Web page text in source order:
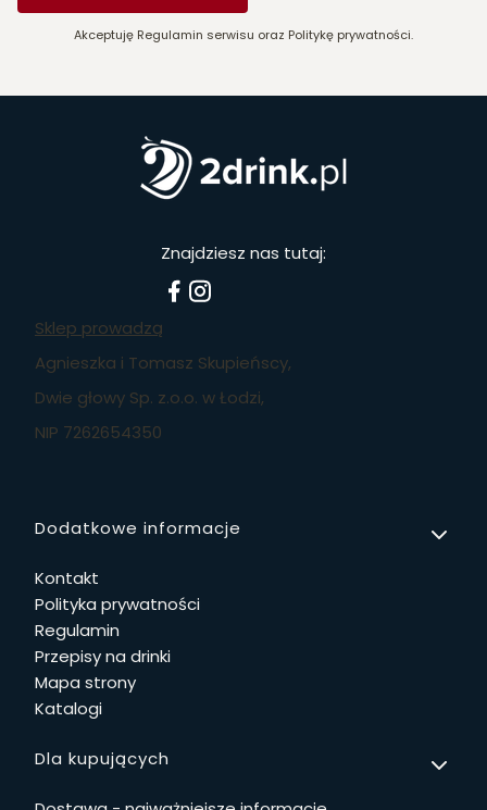
Akceptuję Regulamin serwisu oraz Politykę prywatności.
Znajdziesz nas tutaj:
Sklep prowadzą
Agnieszka i Tomasz Skupieńscy,
Dwie głowy Sp. z.o.o. w Łodzi,
NIP 7262654350
Linki w stopce
Dodatkowe informacje
Kontakt
Polityka prywatności
Regulamin
Przepisy na drinki
Mapa strony
Katalogi
Dla kupujących